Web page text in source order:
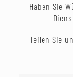
Haben Sie
Teilen Sie